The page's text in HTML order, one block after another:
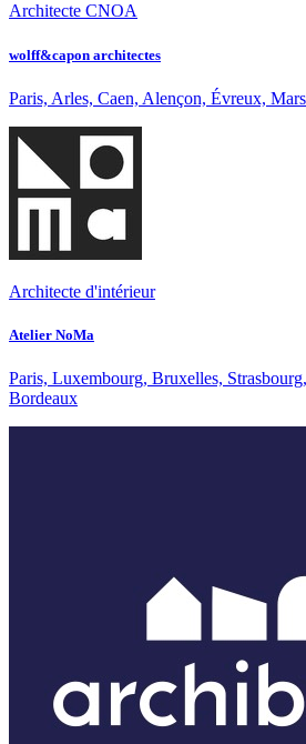
Architecte CNOA
wolff&capon architectes
Paris, Arles, Caen, Alençon, Évreux,
Architecte d'intérieur
Atelier NoMa
Paris, Luxembourg, Bruxelles,
Bordeaux